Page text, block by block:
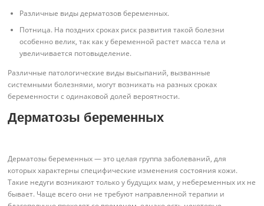
Различные виды дерматозов беременных.
Потница. На поздних сроках риск развития такой болезни
особенно велик, так как у беременной растет масса тела и
увеличивается потовыделение.
Различные патологические виды высыпаний, вызванные
системными болезнями, могут возникать на разных сроках
беременности с одинаковой долей вероятности.
Дерматозы беременных
Дерматозы беременных — это целая группа заболеваний, для
которых характерны специфические изменения состояния кожи.
Такие недуги возникают только у будущих мам, у небеременных их не
бывает. Чаще всего они не требуют направленной терапии и